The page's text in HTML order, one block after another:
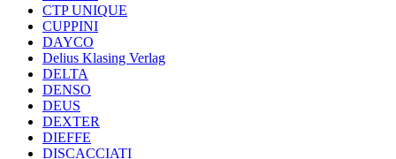
CTP UNIQUE
CUPPINI
DAYCO
Delius Klasing Verlag
DELTA
DENSO
DEUS
DEXTER
DIEFFE
DISCACCIATI